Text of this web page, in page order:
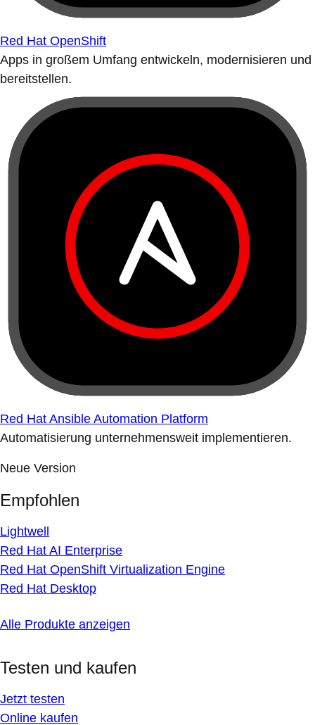
Red Hat OpenShift
Apps in großem Umfang entwickeln, modernisieren und
bereitstellen.
Red Hat Ansible Automation Platform
Automatisierung unternehmensweit implementieren.
Neue Version
Empfohlen
Lightwell
Red Hat AI Enterprise
Red Hat OpenShift Virtualization Engine
Red Hat Desktop
Alle Produkte anzeigen
Testen und kaufen
Jetzt testen
Online kaufen